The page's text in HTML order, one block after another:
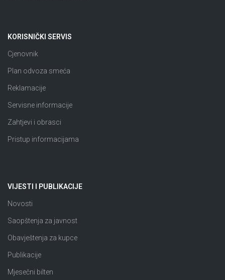
KORISNIČKI SERVIS
Cjenovnik
Plan odvoza smeća
Reklamacije
Servisne informacije
Zahtjevi i obrasci
Pristup informacijama
VIJESTI I PUBLIKACIJE
Novosti
Saopštenja za javnost
Obavještenja za kupce
Publikacije
Mjesečni bilten